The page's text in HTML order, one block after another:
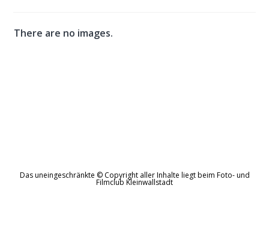
There are no images.
Das uneingeschränkte © Copyright aller Inhalte liegt beim Foto- und
Filmclub Kleinwallstadt